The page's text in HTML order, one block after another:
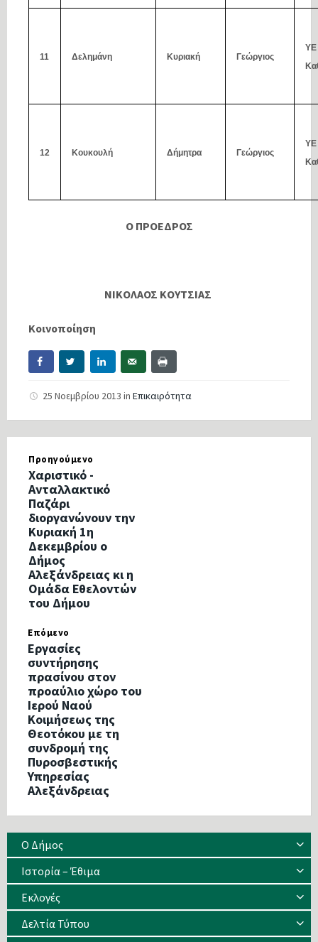
11 Δελημάνη Κυριακή Γεώργιος
ΥΕ
12 Κουκουλή Δήμητρα Γεώργιος
ΥΕ
Ο ΠΡΟΕΔΡΟΣ
ΝΙΚΟΛΑΟΣ ΚΟΥΤΣΙΑΣ
Κοινοποίηση
25 Νοεμβρίου 2013 in Επικαιρότητα
Προηγούμενο
Χαριστικό -
Ανταλλακτικό
Παζάρι
διοργανώνουν την
Κυριακή 1η
Δεκεμβρίου ο
Δήμος
Αλεξάνδρειας κι η
Ομάδα Εθελοντών
του Δήμου
Επόμενο
Εργασίες
συντήρησης
πρασίνου στον
προαύλιο χώρο του
Ιερού Ναού
Κοιμήσεως της
Θεοτόκου με τη
συνδρομή της
Πυροσβεστικής
Υπηρεσίας
Αλεξάνδρειας
Ο Δήμος
Ιστορία – Έθιμα
Eκλογές
Δελτία Τύπου